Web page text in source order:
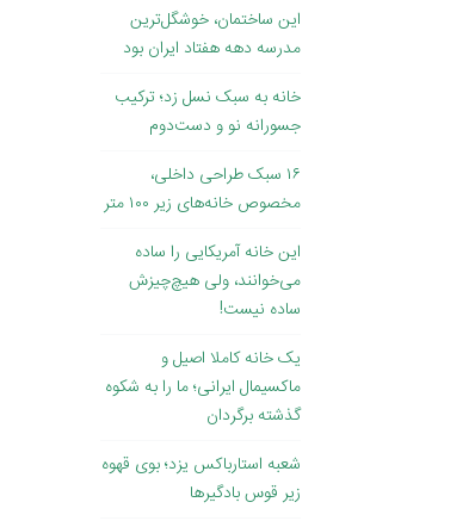
این ساختمان، خوشگل‌ترین
مدرسه دهه هفتاد ایران بود
خانه به سبک نسل زد؛ ترکیب
جسورانه نو و دست‌دوم
۱۶ سبک طراحی داخلی،
مخصوص خانه‌های زیر ۱۰۰ متر
این خانه آمریکایی را ساده
می‌خوانند، ولی هیچ‌چیزش
ساده نیست!
یک خانه کاملا اصیل و
ماکسیمال ایرانی؛ ما را به شکوه
گذشته برگردان
شعبه استارباکس یزد؛ بوی قهوه
زیر قوس بادگیرها